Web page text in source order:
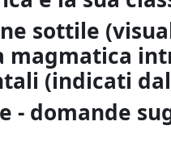
sottile
magmatica
(indicati
- domande